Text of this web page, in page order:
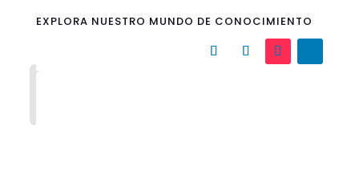
EXPLORA NUESTRO MUNDO DE CONOCIMIENTO